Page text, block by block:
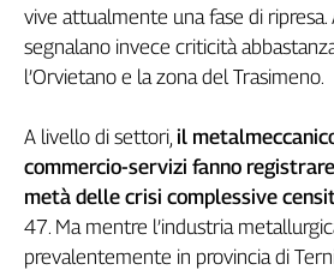
Emilia-
Romagna
Lazio
Liguria
Lombardia
vive attualmente una fase di
segnalano invece criticità
l’Orvietano e la zona del Trasimeno.
A livello di settori, il
commercio-servizi fanno
metà delle crisi complessive
47. Ma mentre l’industria
prevalentemente in provincia di